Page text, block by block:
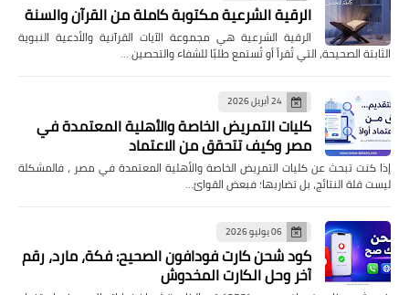
الرقية الشرعية مكتوبة كاملة من القرآن والسنة
الرقية الشرعية هي مجموعة الآيات القرآنية والأدعية النبوية
الثابتة الصحيحة، التي تُقرأ أو تُستمع طلبًا للشفاء والتحصين …
24 أبريل 2026
كليات التمريض الخاصة والأهلية المعتمدة في
مصر وكيف تتحقق من الاعتماد
إذا كنت تبحث عن كليات التمريض الخاصة والأهلية المعتمدة في مصر ، فالمشكلة
ليست قلة النتائج، بل تضاربها؛ فبعض القوائ…
06 يوليو 2026
كود شحن كارت فودافون الصحيح: فكة، مارد، رقم
آخر وحل الكارت المخدوش